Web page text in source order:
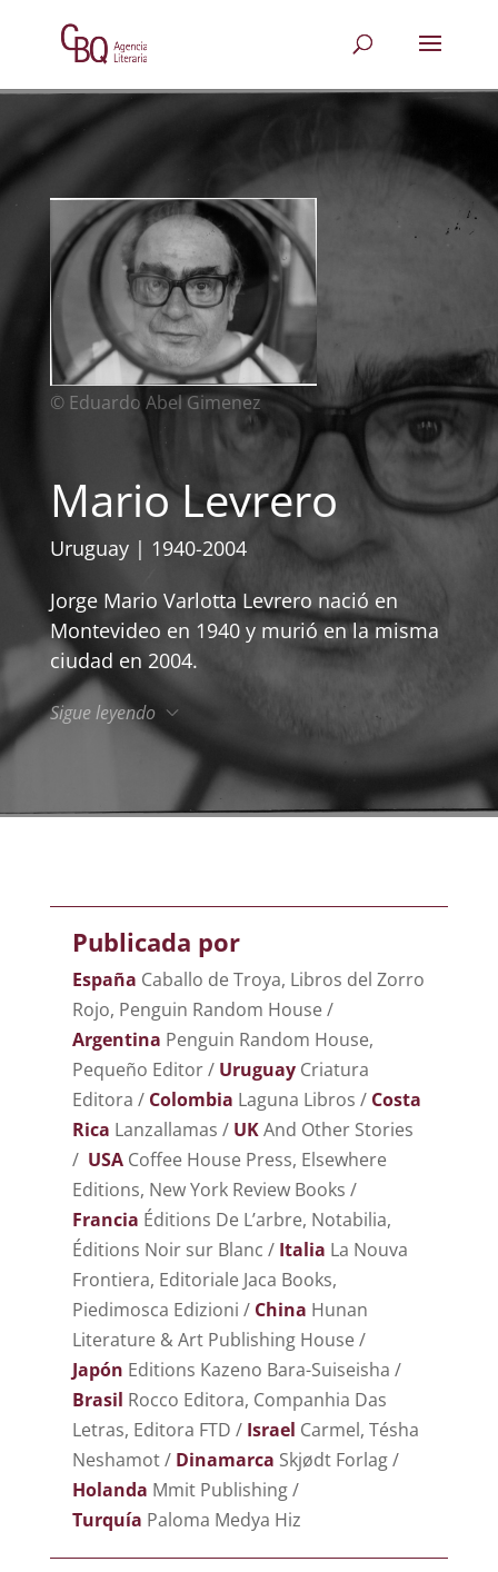
© Eduardo Abel Gimenez
Mario Levrero
Uruguay | 1940-2004
Jorge Mario Varlotta Levrero nació en
Montevideo en 1940 y murió en la misma
ciudad en 2004.
Sigue leyendo
Publicada por
España Caballo de Troya, Libros del Zorro
Rojo, Penguin Random House /
Argentina Penguin Random House,
Pequeño Editor / Uruguay Criatura
Editora / Colombia Laguna Libros / Costa
Rica Lanzallamas /UKAnd Other Stories
/ USACoffee House Press, Elsewhere
Editions, New York Review Books /
Francia Éditions De L’arbre, Notabilia,
Éditions Noir sur Blanc / Italia La Nouva
Frontiera, Editoriale Jaca Books,
Piedimosca Edizioni / China Hunan
Literature & Art Publishing House /
Japón Editions Kazeno Bara-Suiseisha /
Brasil Rocco Editora, Companhia Das
Letras, Editora FTD / Israel Carmel, Tésha
Neshamot / Dinamarca Skjødt Forlag /
Holanda Mmit Publishing /
Turquía Paloma Medya Hiz